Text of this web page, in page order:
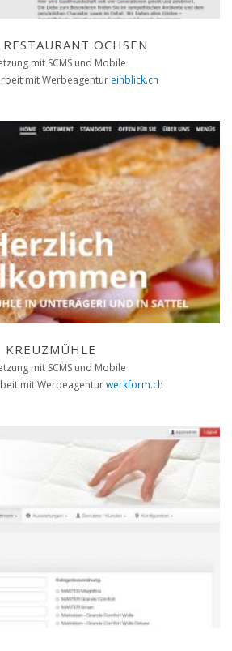
OCHSEN
mit SCMS und Mobile
mit Werbeagentur einblick.ch
KREUZMÜHLE
mit SCMS und Mobile
mit Werbeagenturwerkform.ch